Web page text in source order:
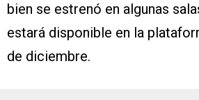
bien se estrenó en algunas
estará disponible en la
de diciembre.